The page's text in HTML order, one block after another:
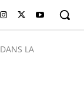
LA